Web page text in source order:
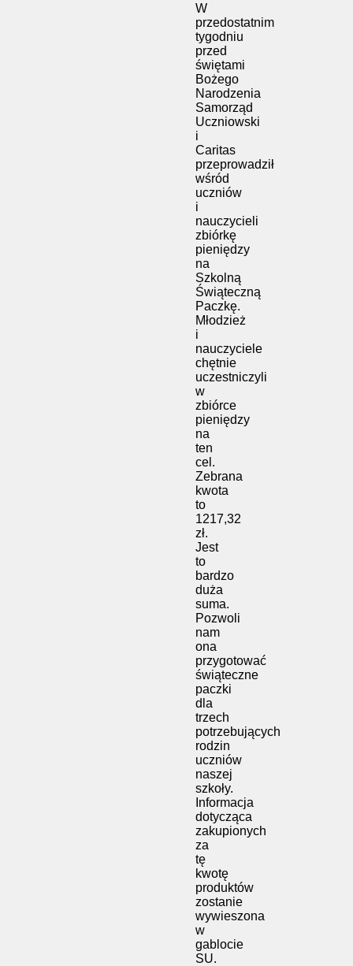
W
przedostatnim
tygodniu
przed
świętami
Bożego
Narodzenia
Samorząd
Uczniowski
i
Caritas
przeprowadził
wśród
uczniów
i
nauczycieli
zbiórkę
pieniędzy
na
Szkolną
Świąteczną
Paczkę.
Młodzież
i
nauczyciele
chętnie
uczestniczyli
w
zbiórce
pieniędzy
na
ten
cel.
Zebrana
kwota
to
1217,32
zł.
Jest
to
bardzo
duża
suma.
Pozwoli
nam
ona
przygotować
świąteczne
paczki
dla
trzech
potrzebujących
rodzin
uczniów
naszej
szkoły.
Informacja
dotycząca
zakupionych
za
tę
kwotę
produktów
zostanie
wywieszona
w
gablocie
SU.